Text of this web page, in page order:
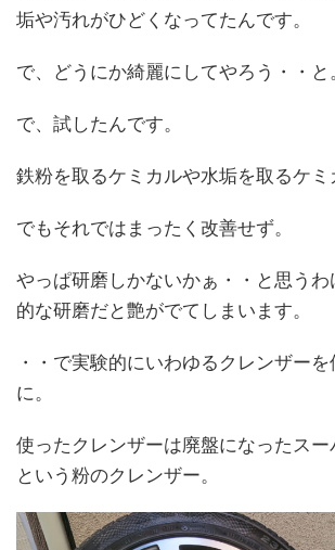
垢や汚れがひどくなってたんです。
で、どうにか綺麗にしてやろう・・と
で、試したんです。
鉄粉を取るケミカルや水垢を取るケミ
でもそれではまったく改善せず。
やっぱ研磨しかないかぁ・・と思う
的な研磨だと艶がでてしまいます。
・・で実験的にいわゆるクレンザー
に。
使ったクレンザーは廃盤になったス
という粉のクレンザー。